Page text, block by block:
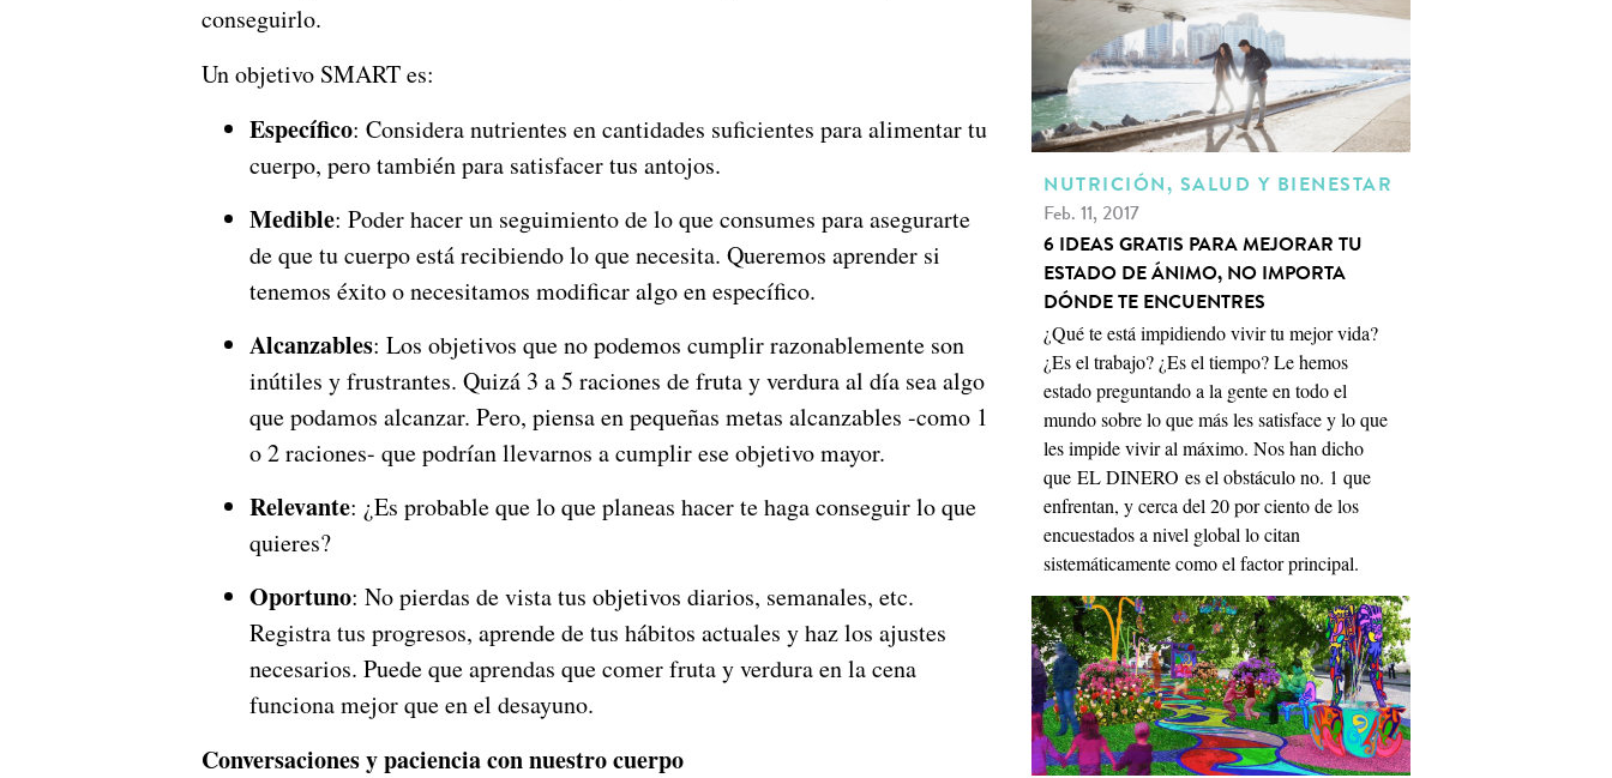
conseguirlo.
Un objetivo SMART es:
Específico: Considera nutrientes en cantidades suficientes para alimentar tu
cuerpo, pero también para satisfacer tus antojos.
Medible: Poder hacer un seguimiento de lo que consumes para asegurarte
de que tu cuerpo está recibiendo lo que necesita. Queremos aprender si
tenemos éxito o necesitamos modificar algo en específico.
Alcanzables: Los objetivos que no podemos cumplir razonablemente son
inútiles y frustrantes. Quizá 3 a 5 raciones de fruta y verdura al día sea algo
que podamos alcanzar. Pero, piensa en pequeñas metas alcanzables -como 1
o 2 raciones- que podrían llevarnos a cumplir ese objetivo mayor.
Relevante: ¿Es probable que lo que planeas hacer te haga conseguir lo que
quieres?
Oportuno: No pierdas de vista tus objetivos diarios, semanales, etc.
Registra tus progresos, aprende de tus hábitos actuales y haz los ajustes
necesarios. Puede que aprendas que comer fruta y verdura en la cena
funciona mejor que en el desayuno.
Conversaciones y paciencia con nuestro cuerpo
NUTRICIÓN, SALUD Y BIENESTAR
Feb. 11, 2017
6 IDEAS GRATIS PARA MEJORAR TU
ESTADO DE ÁNIMO, NO IMPORTA
DÓNDE TE ENCUENTRES
¿Qué te está impidiendo vivir tu mejor vida?
¿Es el trabajo? ¿Es el tiempo? Le hemos
estado preguntando a la gente en todo el
mundo sobre lo que más les satisface y lo que
les impide vivir al máximo. Nos han dicho
que EL DINERO es el obstáculo no. 1 que
enfrentan, y cerca del 20 por ciento de los
encuestados a nivel global lo citan
sistemáticamente como el factor principal.